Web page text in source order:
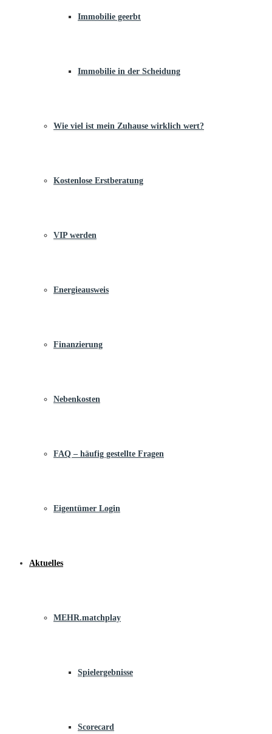
Immobilie geerbt
Immobilie in der Scheidung
Wie viel ist mein Zuhause wirklich wert?
Kostenlose Erstberatung
VIP werden
Energieausweis
Finanzierung
Nebenkosten
FAQ – häufig gestellte Fragen
Eigentümer Login
Aktuelles
MEHR.matchplay
Spielergebnisse
Scorecard